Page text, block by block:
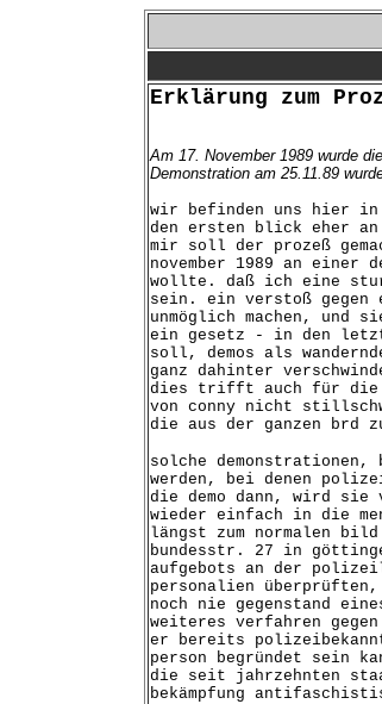
Erklärung zum
Am 17. November 1989 wurde
Demonstration am 25.11.89
wir befinden uns hier in
den ersten blick eher
mir soll der prozeß
november 1989 an einer
wollte. daß ich eine
sein. ein verstoß gegen
unmöglich machen,
ein gesetz - in den
soll, demos als
ganz dahinter
dies trifft auch für die
von conny nicht
die aus der ganzen brd
solche
werden, bei denen
die demo dann, wird sie
wieder einfach in die
längst zum normalen
bundesstr. 27 in
aufgebots an der
personalien
noch nie gegenstand
weiteres verfahren
er bereits
person begründet sein
die seit jahrzehnten
bekämpfung